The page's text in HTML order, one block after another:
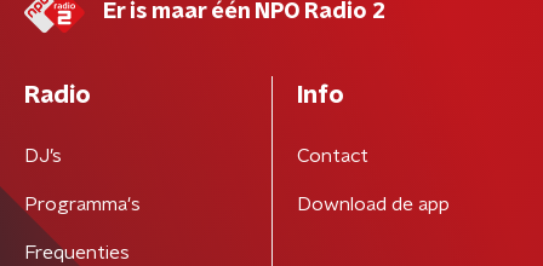
Er is maar één NPO Radio 2
Radio
DJ’s
Programma's
Frequenties
Info
Contact
Download de app